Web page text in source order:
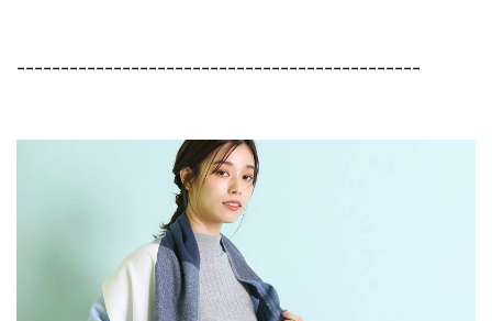
----------------------------------------------